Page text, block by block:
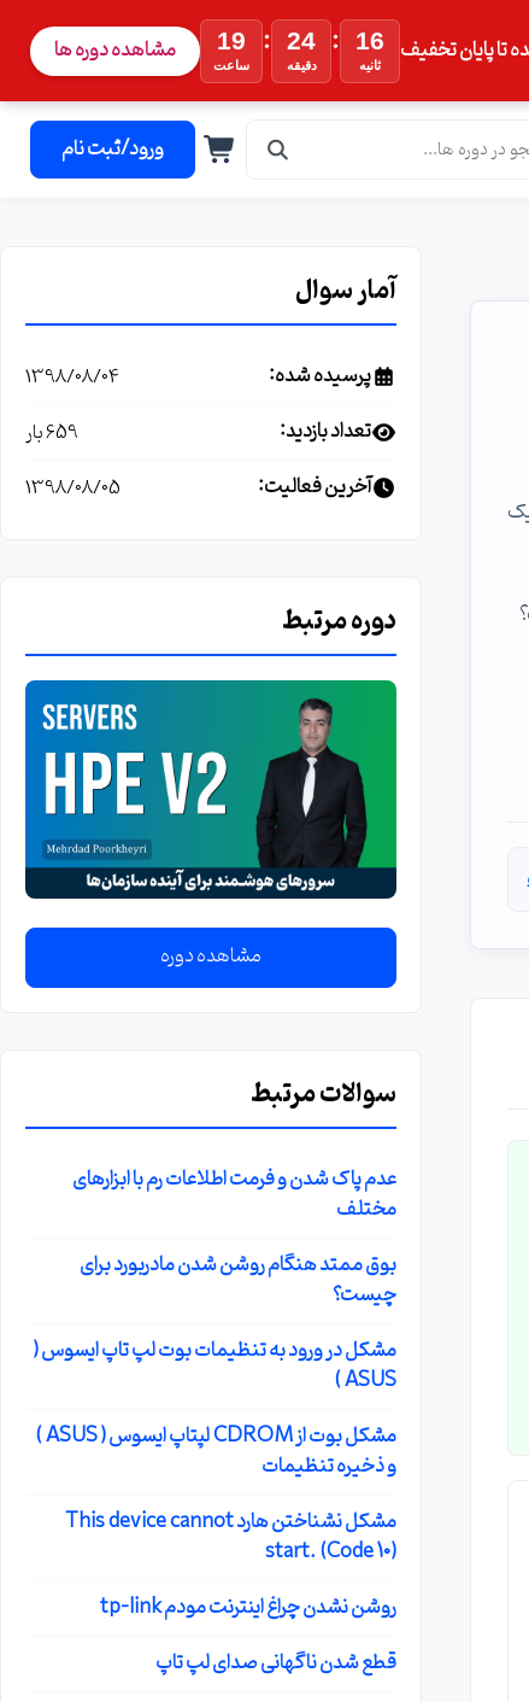
تا پایان تخفیف 19
ساعت
: 24
دقیقه
: 15
ثانیه مشاهده دوره ها
ورود/ثبت نام
داده که هر 24 ساعت یک
آمار سوال
پرسیده شده: 1398/08/04
تعداد بازدید: 659 بار
آخرین فعالیت: 1398/08/05
دوره مرتبط
مشاهده دوره
سوالات مرتبط
عدم پاک شدن و فرمت اطلاعات رم با ابزارهای
مختلف
بوق ممتد هنگام روشن شدن مادربورد برای
چیست؟
مشکل در ورود به تنظیمات بوت لپ تاپ ایسوس (
ASUS )
مشکل بوت از CDROM لپتاپ ایسوس ( ASUS )
و ذخیره تنظیمات
مشکل نشناختن هارد This device cannot
start. (Code 10)
روشن نشدن چراغ اینترنت مودم tp-link
قطع شدن ناگهانی صدای لپ تاپ